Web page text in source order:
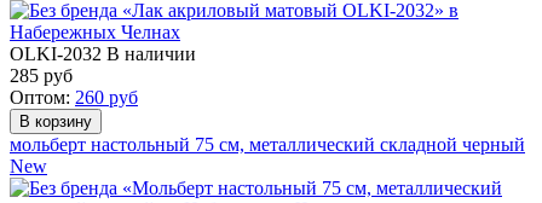
OLKI-2032 В наличии
285 руб
Оптом: 260 руб
мольберт настольный 75 см, металлический складной черный
New